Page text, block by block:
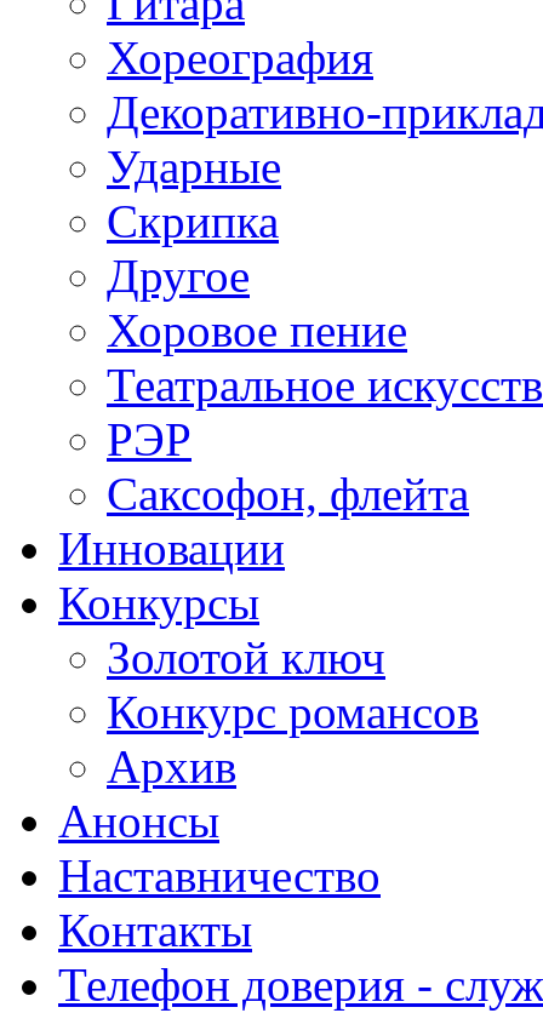
Хореография
Декоративно-
Ударные
Скрипка
Другое
Хоровое пение
Театральное
РЭР
Саксофон, флейта
Инновации
Конкурсы
Золотой ключ
Конкурс романсов
Архив
Анонсы
Наставничество
Контакты
Телефон доверия -